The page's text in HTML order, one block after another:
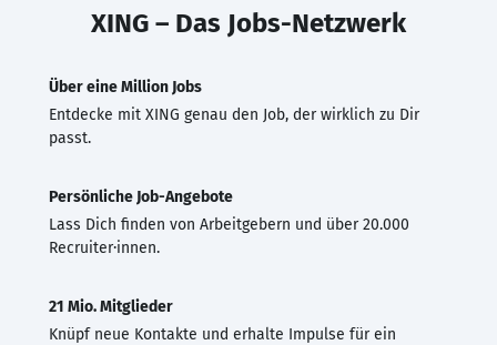
XING – Das Jobs-Netzwerk
Über eine Million Jobs
Entdecke mit XING genau den Job, der wirklich zu Dir
passt.
Persönliche Job-Angebote
Lass Dich finden von Arbeitgebern und über 20.000
Recruiter·innen.
21 Mio. Mitglieder
Knüpf neue Kontakte und erhalte Impulse für ein